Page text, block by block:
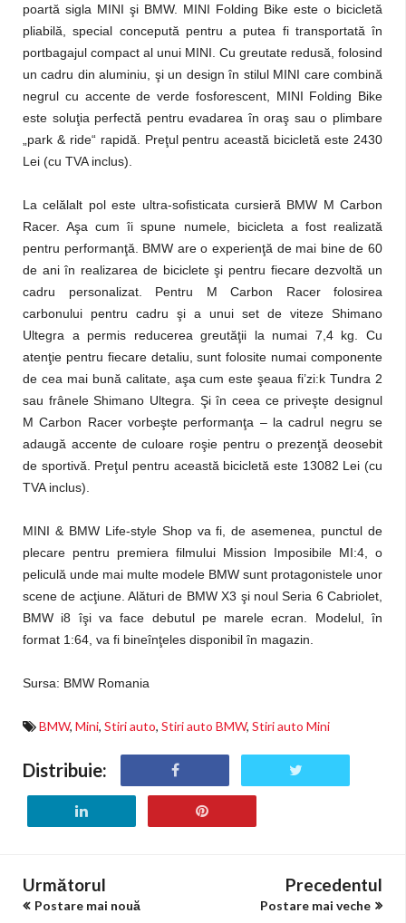
poartă sigla MINI şi BMW. MINI Folding Bike este o bicicletă
pliabilă, special concepută pentru a putea fi transportată în
portbagajul compact al unui MINI. Cu greutate redusă, folosind
un cadru din aluminiu, şi un design în stilul MINI care combină
negrul cu accente de verde fosforescent, MINI Folding Bike
este soluţia perfectă pentru evadarea în oraş sau o plimbare
„park & ride“ rapidă. Preţul pentru această bicicletă este 2430
Lei (cu TVA inclus).
La celălalt pol este ultra-sofisticata cursieră BMW M Carbon
Racer. Aşa cum îi spune numele, bicicleta a fost realizată
pentru performanţă. BMW are o experienţă de mai bine de 60
de ani în realizarea de biciclete şi pentru fiecare dezvoltă un
cadru personalizat. Pentru M Carbon Racer folosirea
carbonului pentru cadru şi a unui set de viteze Shimano
Ultegra a permis reducerea greutăţii la numai 7,4 kg. Cu
atenţie pentru fiecare detaliu, sunt folosite numai componente
de cea mai bună calitate, aşa cum este şeaua fi’zi:k Tundra 2
sau frânele Shimano Ultegra. Şi în ceea ce priveşte designul
M Carbon Racer vorbeşte performanţa – la cadrul negru se
adaugă accente de culoare roşie pentru o prezenţă deosebit
de sportivă. Preţul pentru această bicicletă este 13082 Lei (cu
TVA inclus).
MINI & BMW Life-style Shop va fi, de asemenea, punctul de
plecare pentru premiera filmului Mission Imposibile MI:4, o
peliculă unde mai multe modele BMW sunt protagonistele unor
scene de acţiune. Alături de BMW X3 şi noul Seria 6 Cabriolet,
BMW i8 îşi va face debutul pe marele ecran. Modelul, în
format 1:64, va fi bineînţeles disponibil în magazin.
Sursa: BMW Romania
BMW, Mini, Stiri auto, Stiri auto BMW, Stiri auto Mini
Distribuie:
Următorul
Postare mai nouă
Precedentul
Postare mai veche